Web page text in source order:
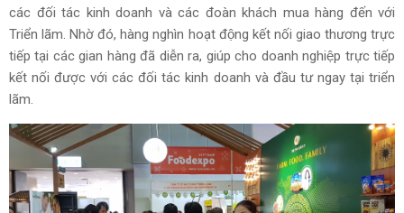
các đối tác kinh doanh và các đoàn khách mua hàng đến với
Triển lãm. Nhờ đó, hàng nghìn hoạt động kết nối giao thương trực
tiếp tại các gian hàng đã diễn ra, giúp cho doanh nghiệp trực tiếp
kết nối được với các đối tác kinh doanh và đầu tư ngay tại triển
lãm.